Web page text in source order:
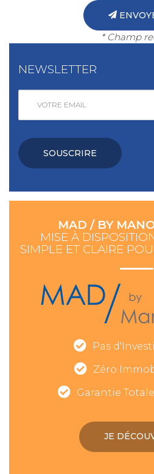
* Champ
NEWSLETTER
SOUSCRIRE
MAD / BY
MISE À
SIMPLE ET CLAIRE
Pas
Zéro
Garantie
JE